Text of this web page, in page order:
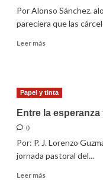
Por Alonso Sánchez.
pareciera que las
Leer másLeer
predicó
en
el
desierto
Papel y tinta
Entre la
0
Por: P. J. Lorenzo
jornada pastoral del...
Leer másLeer